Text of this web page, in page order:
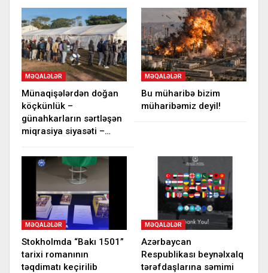
MƏQALƏLƏR
Münaqişələrdən doğan
köçkünlük –
günahkarların sərtləşən
miqrasiya siyasəti –…
MƏQALƏLƏR
Bu müharibə bizim
müharibəmiz deyil!
MƏQALƏLƏR
Stokholmda “Bakı 1501”
tarixi romanının
təqdimatı keçirilib
MƏQALƏLƏR
Azərbaycan
Respublikası beynəlxalq
tərəfdaşlarına səmimi